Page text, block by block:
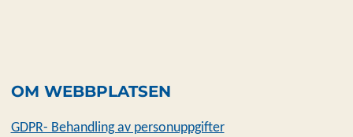
OM WEBBPLATSEN
GDPR- Behandling av personuppgifter